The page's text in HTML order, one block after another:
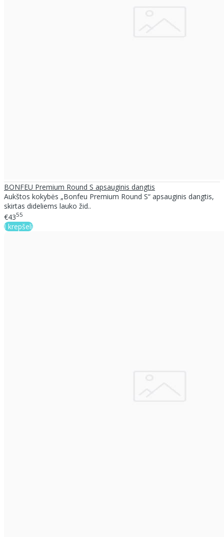
BONFEU Premium Round S apsauginis dangtis
Aukštos kokybės „Bonfeu Premium Round S“ apsauginis dangtis,
skirtas dideliems lauko žid..
€4355
Į krepšelį